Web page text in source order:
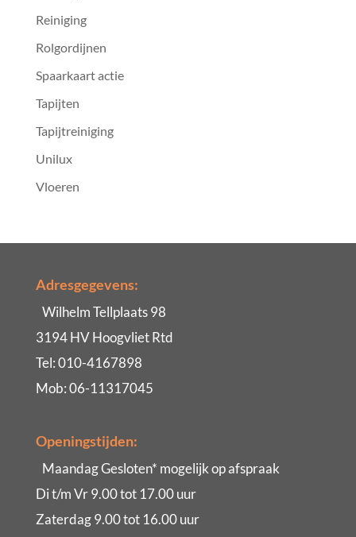
Reiniging
Rolgordijnen
Spaarkaart actie
Tapijten
Tapijtreiniging
Unilux
Vloeren
Adresgegevens:
Wilhelm Tellplaats 98
3194 HV Hoogvliet Rtd
Tel: 010-4167898
Mob: 06-11317045
Openingstijden:
Maandag Gesloten* mogelijk op afspraak
Di t/m Vr 9.00 tot 17.00 uur
Zaterdag 9.00 tot 16.00 uur